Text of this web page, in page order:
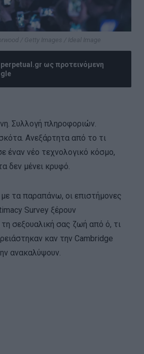
/ Getty Images / Ideal Image
ως προτεινόμενη
Συλλογή πληροφοριών.
Ανεξάρτητα από το τι
έναν νέο τεχνολογικό κόσμο,
δεν μένει κρυφό.
τα παραπάνω, οι επιστήμονες
Survey ξέρουν
σεξουαλική σας ζωή από ό, τι
καν την Cambridge
ανακαλύψουν.